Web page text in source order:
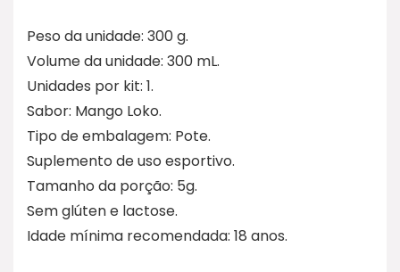
Peso da unidade: 300 g.
Volume da unidade: 300 mL.
Unidades por kit: 1.
Sabor: Mango Loko.
Tipo de embalagem: Pote.
Suplemento de uso esportivo.
Tamanho da porção: 5g.
Sem glúten e lactose.
Idade mínima recomendada: 18 anos.